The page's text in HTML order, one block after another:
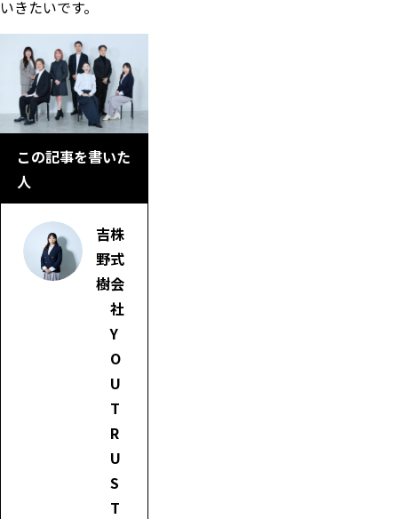
いきたいです。
この記事を書いた
人
吉
野
樹
株
式
会
社
Y
O
U
T
R
U
S
T